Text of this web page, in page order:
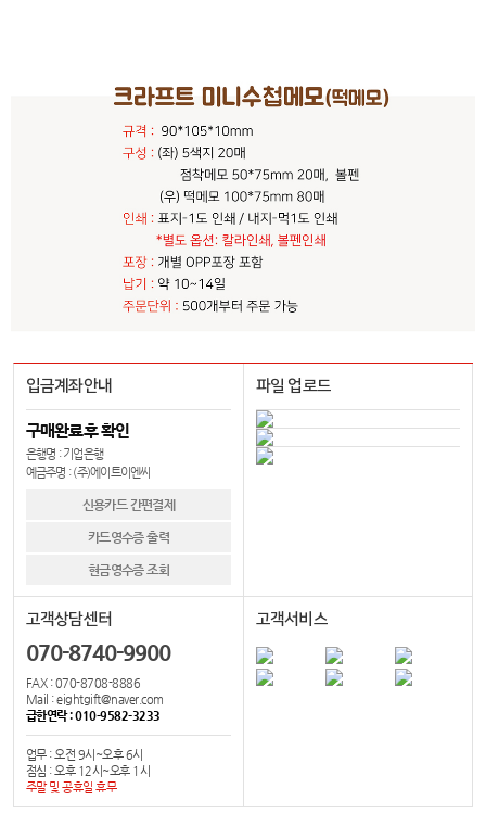
입금계좌안내
구매완료후 확인
은행명 : 기업은행
예금주명 : (주)에이트이엔씨
신용카드 간편결제
카드영수증 출력
현금영수증 조회
파일 업로드
고객상담센터
070-8740-9900
FAX : 070-8708-8886
Mail : eightgift@naver.com
급한연락 : 010-9582-3233
업무 : 오전 9시~오후 6시
점심 : 오후 12시~오후 1시
주말 및 공휴일 휴무
고객서비스